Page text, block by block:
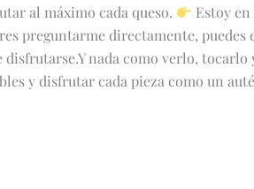
al máximo cada queso.
Estoy
preguntarme directamente, puedes
nada como verlo, tocarlo
y disfrutar cada pieza como un